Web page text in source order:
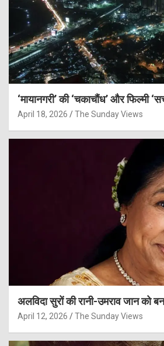
‘मायानगरी’ की ‘चकाचौंध’ और फिल्मी
April 18, 2026 The Sunday Views
अलविदा सुरों की रानी-उमराव जान को
April 12, 2026 The Sunday Views